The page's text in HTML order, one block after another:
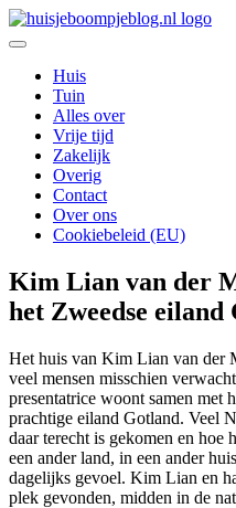
Ga
naar
inhoud
Huisje
Huis
Tuin
Alles over
Vrije tijd
Zakelijk
Overig
Contact
Over ons
Cookiebeleid (EU)
Kim Lian van der
het Zweedse eiland
Het huis van Kim Lian van der
veel mensen misschien
presentatrice woont samen met
prachtige eiland Gotland. Veel
daar terecht is gekomen en hoe
een ander land, in een ander
dagelijks gevoel. Kim Lian en
plek gevonden, midden in de